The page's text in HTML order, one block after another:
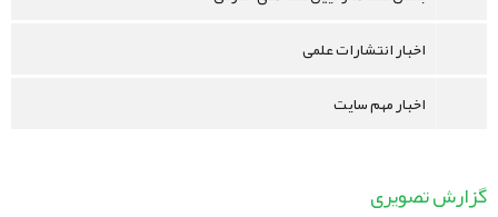
اخبار انتشارات علمی
اخبار مهم سایت
گزارش تصویری